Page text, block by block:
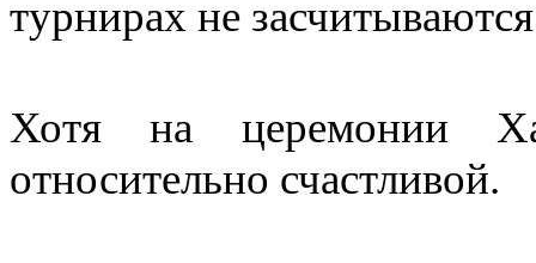
турнирах не
Хотя на церемонии
относительно счастливой.